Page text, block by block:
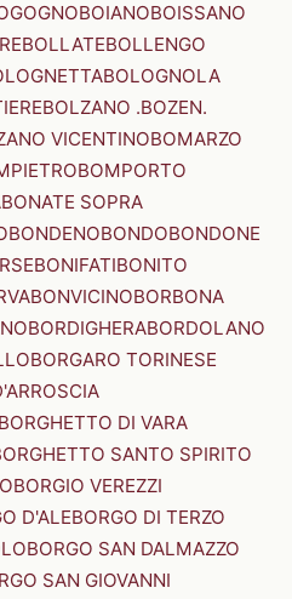
BOIANOBOISSANO
BOLLATEBOLLENGO
BOLOGNOLA
BOLZANO .BOZEN.
VICENTINOBOMARZO
BOMPORTO
BONATE SOPRA
BONDENOBONDOBONDONE
BONIFATIBONITO
BONVICINOBORBONA
BORDIGHERABORDOLANO
BORGARO TORINESE
BORGHETTO DI VARA
SANTO SPIRITO
BORGIO VEREZZI
D'ALEBORGO DI TERZO
BORGO SAN DALMAZZO
SAN GIOVANNI